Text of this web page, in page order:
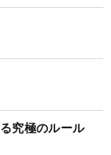
究極のルール